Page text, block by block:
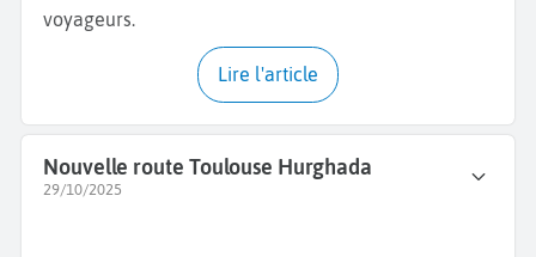
voyageurs.
Lire l'article
Nouvelle route Toulouse Hurghada
29/10/2025